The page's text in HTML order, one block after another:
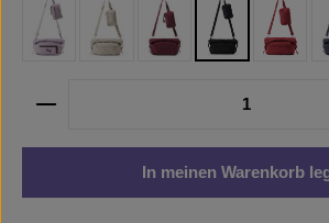
Construct Lilac
Cliff BeigeGlazed RedRooted Black
Sienna
Produkt Anzahl: Gib den
In meinen Warenkorb